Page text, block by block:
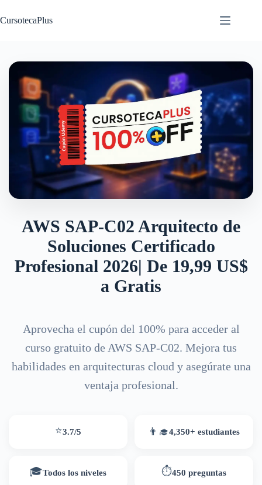
al
contenido
CursotecaPlus
AWS SAP-C02 Arquitecto de
Soluciones Certificado
Profesional 2026| De 19,99 US$
a Gratis
Aprovecha el cupón del 100% para acceder al
curso gratuito de AWS SAP-C02. Mejora tus
habilidades en arquitecturas cloud y asegúrate una
ventaja profesional.
⭐3.7/5 👨‍🎓4,350+ estudiantes
🎓Todos los niveles ⏱450 preguntas